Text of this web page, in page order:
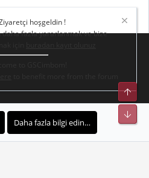
ve Şartlar Yardım Ana sayfa
R
hoşgeldin !
daha fazla yararlanmak ve bize
Daha fazla bilgi edin…
Üst